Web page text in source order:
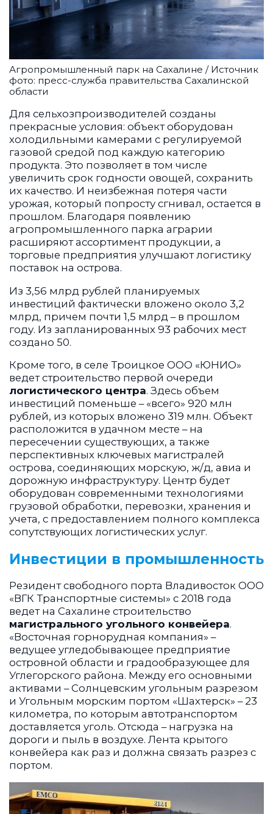
Агропромышленный парк на Сахалине / Источник
фото: пресс-служба правительства Сахалинской
области
Для сельхозпроизводителей созданы
прекрасные условия: объект оборудован
холодильными камерами с регулируемой
газовой средой под каждую категорию
продукта. Это позволяет в том числе
увеличить срок годности овощей, сохранить
их качество. И неизбежная потеря части
урожая, который попросту сгнивал, остается в
прошлом. Благодаря появлению
агропромышленного парка аграрии
расширяют ассортимент продукции, а
торговые предприятия улучшают логистику
поставок на острова.
Из 3,56 млрд рублей планируемых
инвестиций фактически вложено около 3,2
млрд, причем почти 1,5 млрд – в прошлом
году. Из запланированных 93 рабочих мест
создано 50.
Кроме того, в селе Троицкое ООО «ЮНИО»
ведет строительство первой очереди
логистического центра. Здесь объем
инвестиций поменьше – «всего» 920 млн
рублей, из которых вложено 319 млн. Объект
расположится в удачном месте – на
пересечении существующих, а также
перспективных ключевых магистралей
острова, соединяющих морскую, ж/д, авиа и
дорожную инфраструктуру. Центр будет
оборудован современными технологиями
грузовой обработки, перевозки, хранения и
учета, с предоставлением полного комплекса
сопутствующих логистических услуг.
Инвестиции в промышленность
Резидент свободного порта Владивосток ООО
«ВГК Транспортные системы» с 2018 года
ведет на Сахалине строительство
магистрального угольного конвейера.
«Восточная горнорудная компания» –
ведущее угледобывающее предприятие
островной области и градообразующее для
Углегорского района. Между его основными
активами – Солнцевским угольным разрезом
и Угольным морским портом «Шахтерск» – 23
километра, по которым автотранспортом
доставляется уголь. Отсюда – нагрузка на
дороги и пыль в воздухе. Лента крытого
конвейера как раз и должна связать разрез с
портом.